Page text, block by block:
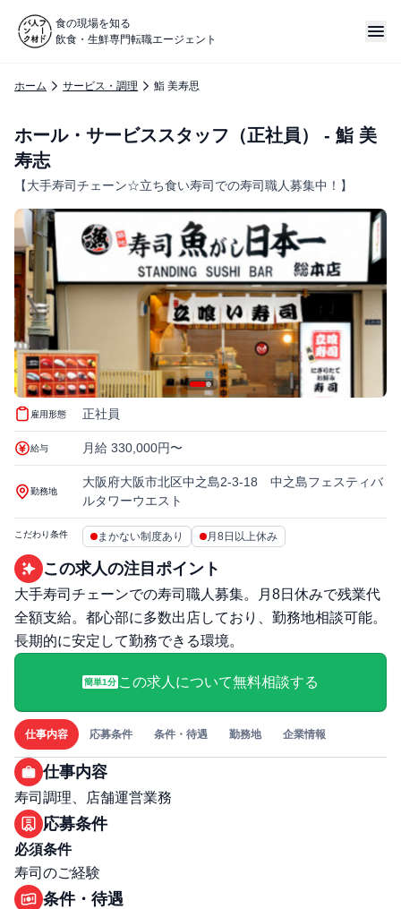
食の現場を知る
飲食・生鮮専門転職エージェント
ホーム サービス・調理 鮨 美寿思
ホール・サービススタッフ（正社員） - 鮨 美
寿志
【大手寿司チェーン☆立ち食い寿司での寿司職人募集中！】
雇用形態 正社員
給与 月給 330,000円〜
勤務地
大阪府大阪市北区中之島2-3-18 中之島フェスティバ
ルタワーウエスト
こだわり条件 まかない制度あり 月8日以上休み
この求人の注目ポイント
大手寿司チェーンでの寿司職人募集。月8日休みで残業代
全額支給。都心部に多数出店しており、勤務地相談可能。
長期的に安定して勤務できる環境。
簡単1分 この求人について無料相談する
仕事内容 応募条件 条件・待遇 勤務地 企業情報
仕事内容
寿司調理、店舗運営業務
応募条件
必須条件
寿司のご経験
条件・待遇